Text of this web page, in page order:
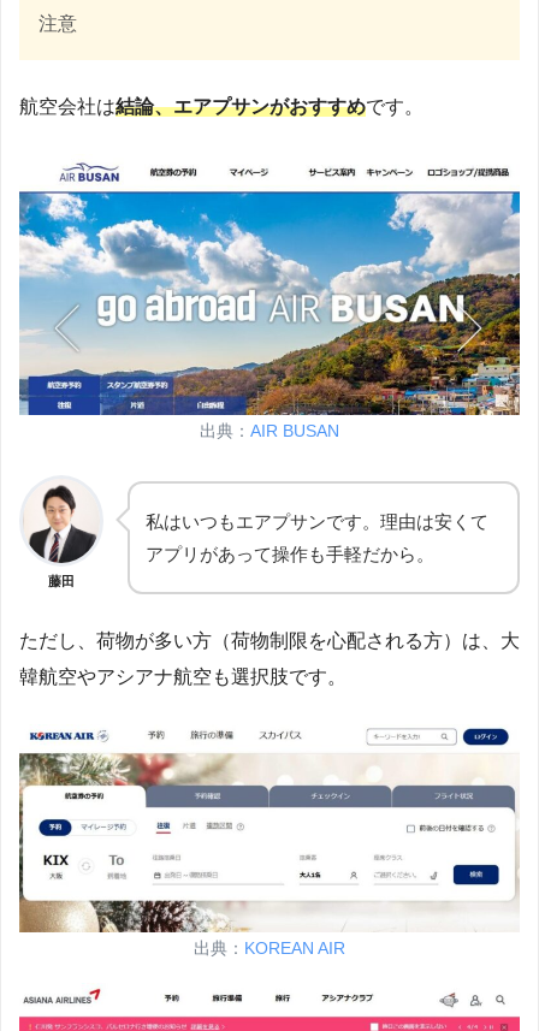
注意
航空会社は結論、エアプサンがおすすめです。
出典： AIR BUSAN
藤田
私はいつもエアプサンです。理由は安くて
アプリがあって操作も手軽だから。
ただし、荷物が多い方（荷物制限を心配される方）は、大
韓航空やアシアナ航空も選択肢です。
出典： KOREAN AIR